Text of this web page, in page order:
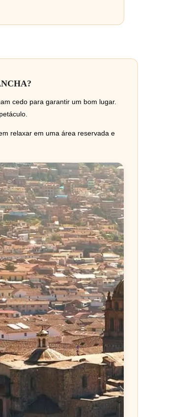
cedo para garantir um bom lugar.
relaxar em uma área reservada e